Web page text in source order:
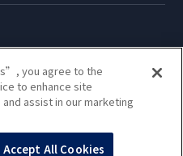
you agree to the
to enhance site
assist in our marketing
Accept All Cookies